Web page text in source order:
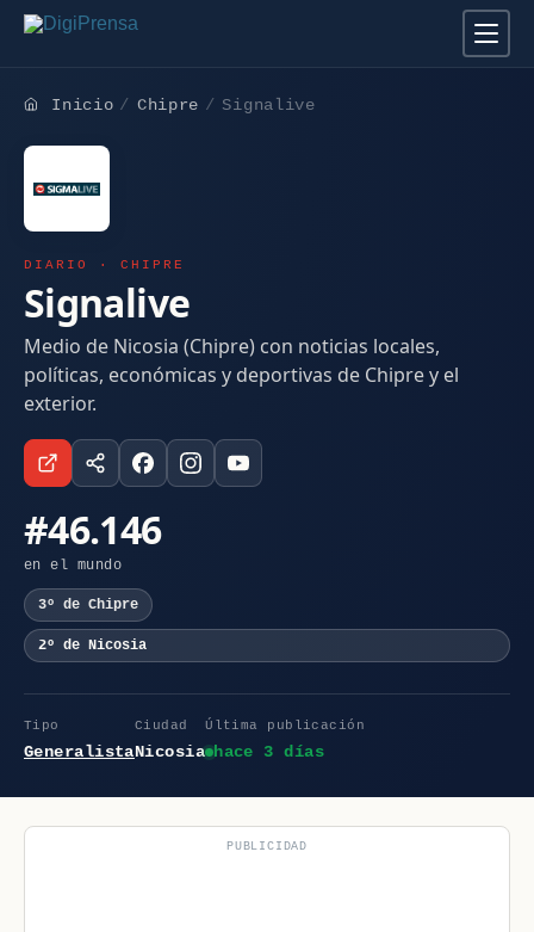
Inicio Chipre Signalive
DIARIO · CHIPRE
Signalive
Medio de Nicosia (Chipre) con noticias locales,
políticas, económicas y deportivas de Chipre y el
exterior.
#46.146
en el mundo
3º de Chipre
2º de Nicosia
Tipo
Generalista
Ciudad
Nicosia
Última publicación
hace 3 días
PUBLICIDAD